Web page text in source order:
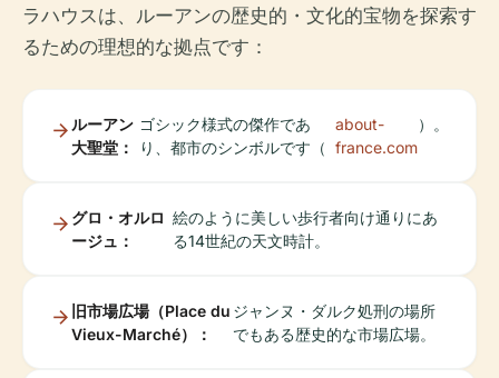
ラハウスは、ルーアンの歴史的・文化的宝物を探索す
るための理想的な拠点です：
ルーアン
大聖堂：
ゴシック様式の傑作であ
り、都市のシンボルです（
about-
france.com
）。
グロ・オルロ
ージュ：
絵のように美しい歩行者向け通りにあ
る14世紀の天文時計。
旧市場広場（Place du
Vieux-Marché）：
ジャンヌ・ダルク処刑の場所
でもある歴史的な市場広場。